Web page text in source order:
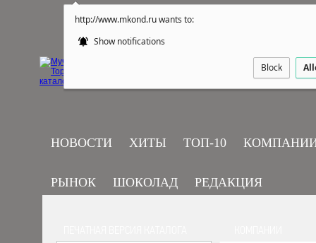
http://www.mkond.ru wants to:
Show notifications
Block
НОВОСТИ ХИТЫ ТОП-10
РЫНОК ШОКОЛАД РЕДАКЦИЯ